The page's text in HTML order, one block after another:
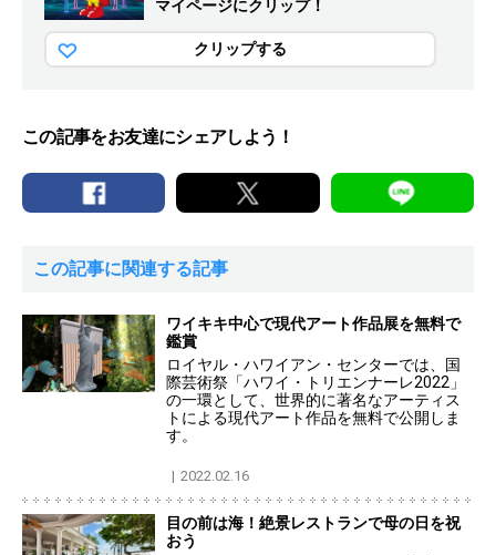
マイページにクリップ！
クリップする
この記事をお友達にシェアしよう！
この記事に関連する記事
ワイキキ中心で現代アート作品展を無料で
鑑賞
ロイヤル・ハワイアン・センターでは、国
際芸術祭「ハワイ・トリエンナーレ2022」
の一環として、世界的に著名なアーティス
トによる現代アート作品を無料で公開しま
す。
2022.02.16
目の前は海！絶景レストランで母の日を祝
おう